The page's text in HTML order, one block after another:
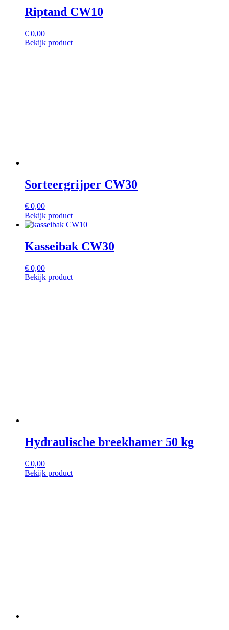
Riptand CW10
€ 0,00
Bekijk product
Sorteergrijper CW30
€ 0,00
Bekijk product
Kasseibak CW30
€ 0,00
Bekijk product
Hydraulische breekhamer 50 kg
€ 0,00
Bekijk product